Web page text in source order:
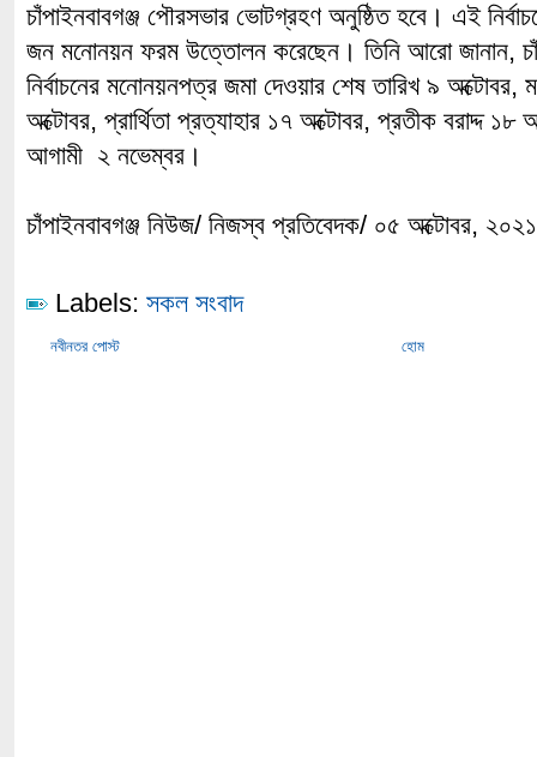
চাঁপাইনবাবগঞ্জ পৌরসভার ভোটগ্রহণ অনুষ্ঠিত হবে। এই
জন মনোনয়ন ফরম উত্তোলন করেছেন। তিনি আরো জানান,
নির্বাচনের মনোনয়নপত্র জমা দেওয়ার শেষ তারিখ ৯
অক্টোবর, প্রার্থিতা প্রত্যাহার ১৭ অক্টোবর, প্রতীক বরাদ্দ
আগামী ২ নভেম্বর।
চাঁপাইনবাবগঞ্জ নিউজ/ নিজস্ব প্রতিবেদক/ ০৫ অক্টোবর, ২০২১
Labels: সকল সংবাদ
নবীনতর পোস্ট হোম